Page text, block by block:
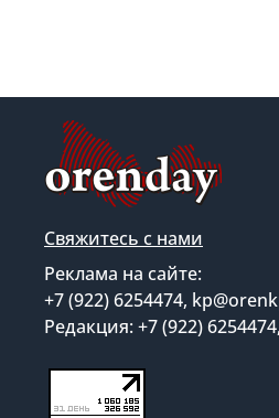
Свяжитесь с нами
Реклама на сайте:
+7 (922) 6254474,
Редакция: +7 (922)